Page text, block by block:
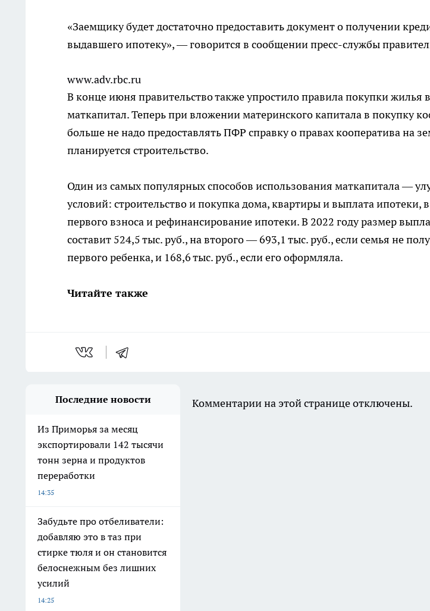
«Заемщику будет достаточно предоставить документ о получении
выдавшего ипотеку», — говорится в сообщении пресс-службы
www.adv.rbc.ru
В конце июня правительство также упростило правила покупки жилья
маткапитал. Теперь при вложении материнского капитала в покупку
больше не надо предоставлять ПФР справку о правах кооператива на
планируется строительство.
Один из самых популярных способов использования маткапитала —
условий: строительство и покупка дома, квартиры и выплата ипотеки,
первого взноса и рефинансирование ипотеки. В 2022 году размер
составит 524,5 тыс. руб., на второго — 693,1 тыс. руб., если семья не
первого ребенка, и 168,6 тыс. руб., если его оформляла.
Читайте также
Последние новости
Из Приморья за месяц
экспортировали 142 тысячи
тонн зерна и продуктов
переработки
14:35
Забудьте про отбеливатели:
добавляю это в таз при
стирке тюля и он становится
белоснежным без лишних
усилий
14:25
Комментарии на этой странице отключены.